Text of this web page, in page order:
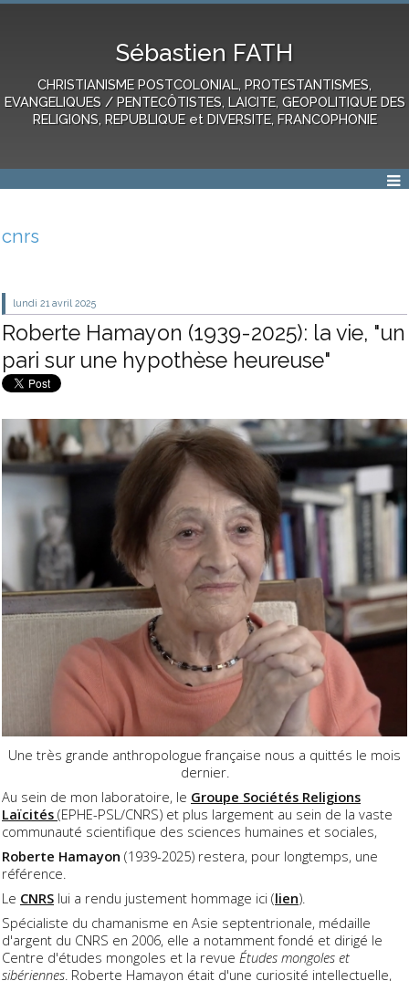
Sébastien FATH
CHRISTIANISME POSTCOLONIAL, PROTESTANTISMES,
EVANGELIQUES / PENTECÔTISTES, LAICITE, GEOPOLITIQUE DES
RELIGIONS, REPUBLIQUE et DIVERSITE, FRANCOPHONIE
cnrs
lundi 21 avril 2025
Roberte Hamayon (1939-2025): la vie, "un
pari sur une hypothèse heureuse"
Une très grande anthropologue française nous a quittés le mois
dernier.
Au sein de mon laboratoire, le Groupe Sociétés Religions
Laïcités (EPHE-PSL/CNRS) et plus largement au sein de la vaste
communauté scientifique des sciences humaines et sociales,
Roberte Hamayon (1939-2025) restera, pour longtemps, une
référence.
Le CNRS lui a rendu justement hommage ici (lien).
Spécialiste du chamanisme en Asie septentrionale, médaille
d'argent du CNRS en 2006, elle a notamment fondé et dirigé le
Centre d'études mongoles et la revue Études mongoles et
sibériennes. Roberte Hamayon était d'une curiosité intellectuelle,